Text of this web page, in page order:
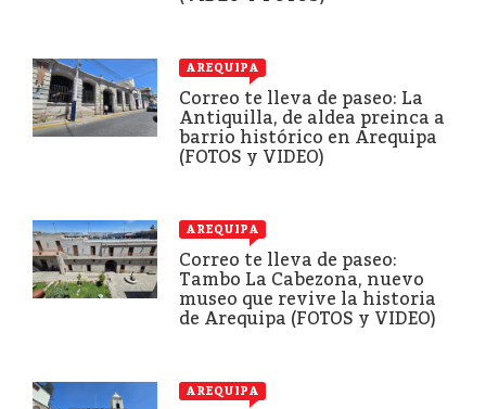
AREQUIPA
Correo te lleva de paseo: La
Antiquilla, de aldea preinca a
barrio histórico en Arequipa
(FOTOS y VIDEO)
AREQUIPA
Correo te lleva de paseo:
Tambo La Cabezona, nuevo
museo que revive la historia
de Arequipa (FOTOS y VIDEO)
AREQUIPA